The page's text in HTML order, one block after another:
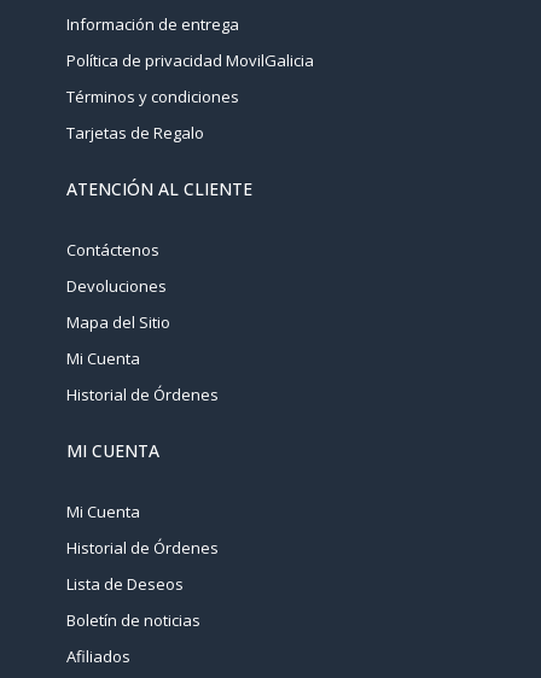
Información de entrega
Política de privacidad MovilGalicia
Términos y condiciones
Tarjetas de Regalo
ATENCIÓN AL CLIENTE
Contáctenos
Devoluciones
Mapa del Sitio
Mi Cuenta
Historial de Órdenes
MI CUENTA
Mi Cuenta
Historial de Órdenes
Lista de Deseos
Boletín de noticias
Afiliados